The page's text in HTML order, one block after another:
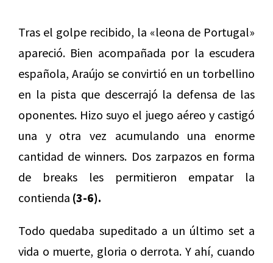
Tras el golpe recibido, la «leona de Portugal»
apareció. Bien acompañada por la escudera
española, Araújo se convirtió en un torbellino
en la pista que descerrajó la defensa de las
oponentes. Hizo suyo el juego aéreo y castigó
una y otra vez acumulando una enorme
cantidad de winners. Dos zarpazos en forma
de breaks les permitieron empatar la
contienda (3-6).
Todo quedaba supeditado a un último set a
vida o muerte, gloria o derrota. Y ahí, cuando